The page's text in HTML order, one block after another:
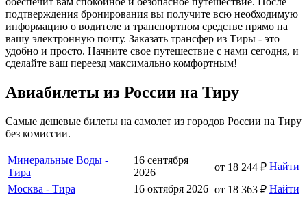
подтверждения бронирования вы получите всю необходимую
информацию о водителе и транспортном средстве прямо на
вашу электронную почту. Заказать трансфер из Тиры - это
удобно и просто. Начните свое путешествие с нами сегодня, и
сделайте ваш переезд максимально комфортным!
Авиабилеты из России на Тиру
Самые дешевые билеты на самолет из городов России на Тиру
без комиссии.
Минеральные Воды -
Тира
16 сентября
2026
от 18 244 ₽ Найти
Москва - Тира
16 октября 2026 от 18 363 ₽ Найти